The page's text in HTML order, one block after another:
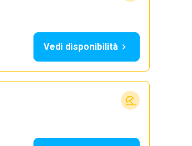
Vedi disponibilità